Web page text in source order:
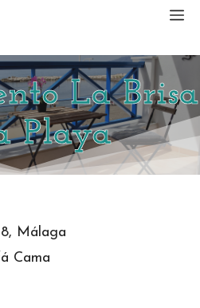
La Brisa
Playa
Málaga
Cama